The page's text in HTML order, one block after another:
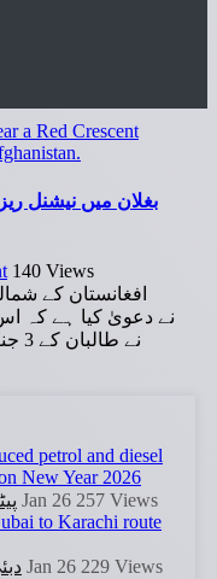
140 Views
افغانستان کے
نے
13 Jan 26 257 Views
12 Jan 26 229 Views